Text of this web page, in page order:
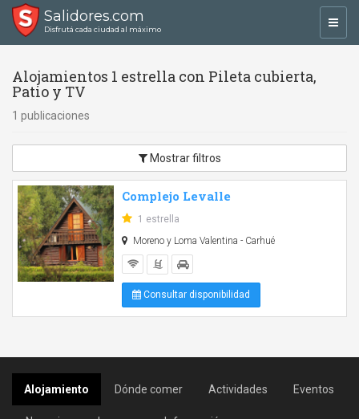
Salidores.com
Disfrutá cada ciudad al máximo
Alojamientos 1 estrella con Pileta cubierta,
Patio y TV
1 publicaciones
Mostrar filtros
Complejo Levalle
1 estrella
Moreno y Loma Valentina - Carhué
Consultar disponibilidad
Alojamiento Dónde comer Actividades Eventos